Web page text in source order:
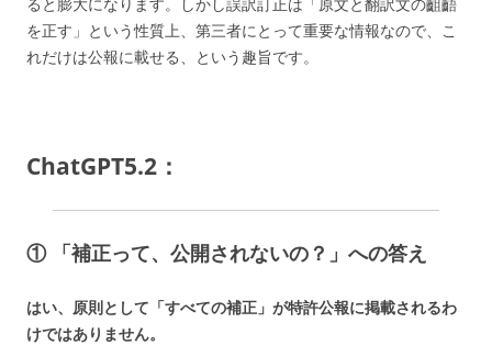
を正す」という性質上、第三者にとって重要な情報なので、こ
れだけは公報に載せる、という趣旨です。
ChatGPT5.2：
① 「補正って、公開されないの？」への答え
はい、原則として「すべての補正」が特許公報に掲載されるわ
けではありません。